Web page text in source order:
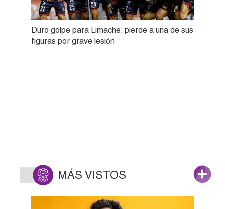
Duro golpe para Limache: pierde a una de sus
figuras por grave lesión
MÁS VISTOS